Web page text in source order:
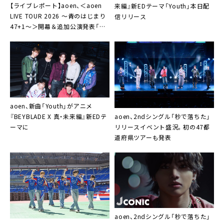
【ライブレポート】aoen、＜aoen
LIVE TOUR 2026 ～青のはじまり
47+1～＞開幕＆追加公演発表「日
で、一人も離さない！」
来編』新EDテーマ「Youth」本日配
信リリース
aoen、新曲「Youth」がアニメ
『BEYBLADE X 真・未来編』新EDテ
ーマに
aoen、2ndシングル「秒で落ちた」
リリースイベント盛況。初の47都
道府県ツアーも発表
aoen、2ndシングル「秒で落ちた」